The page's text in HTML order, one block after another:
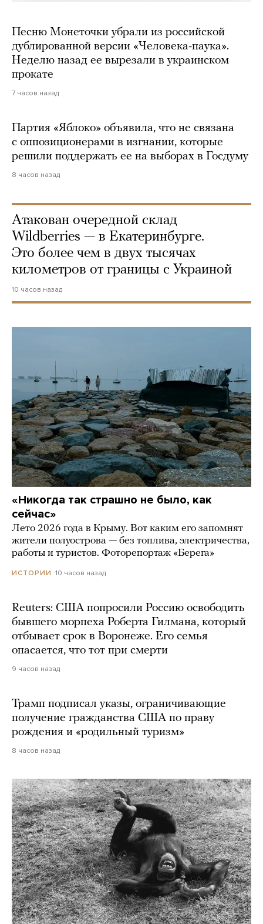
Песню Монеточки убрали из российской
дублированной версии «Человека-паука».
Неделю назад ее вырезали в украинском
прокате
7 часов назад
Партия «Яблоко» объявила, что не связана
с оппозиционерами в изгнании, которые
решили поддержать ее на выборах в Госдуму
8 часов назад
Атакован очередной склад
Wildberries — в Екатеринбурге.
Это более чем в двух тысячах
километров от границы с Украиной
10 часов назад
«Никогда так страшно не было, как
сейчас»
Лето 2026 года в Крыму. Вот каким его запомнят
жители полуострова — без топлива, электричества,
работы и туристов. Фоторепортаж «Берега»
ИСТОРИИ 10 часов назад
Reuters: США попросили Россию освободить
бывшего морпеха Роберта Гилмана, который
отбывает срок в Воронеже. Его семья
опасается, что тот при смерти
9 часов назад
Трамп подписал указы, ограничивающие
получение гражданства США по праву
рождения и «родильный туризм»
8 часов назад